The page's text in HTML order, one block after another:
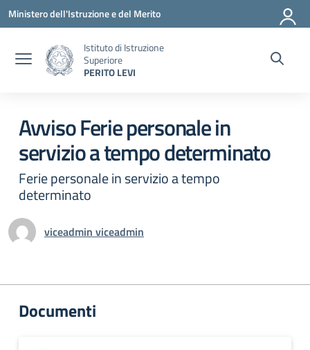
Vai ai contenuti
Vai al menu di navigazione
Vai al footer
Ministero dell'Istruzione e del Merito
Istituto di Istruzione
Superiore
PERITO LEVI
Avviso Ferie personale in
servizio a tempo determinato
Ferie personale in servizio a tempo
determinato
viceadmin viceadmin
Documenti